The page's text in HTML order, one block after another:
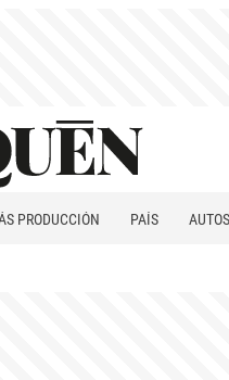
PRODUCCIÓN PAÍS AUTOS